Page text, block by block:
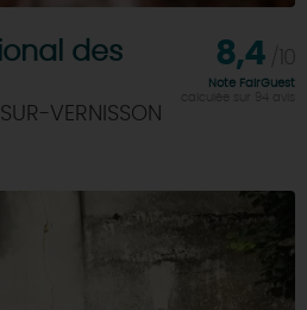
des
VERNISSON
8,4
Note FairGuest